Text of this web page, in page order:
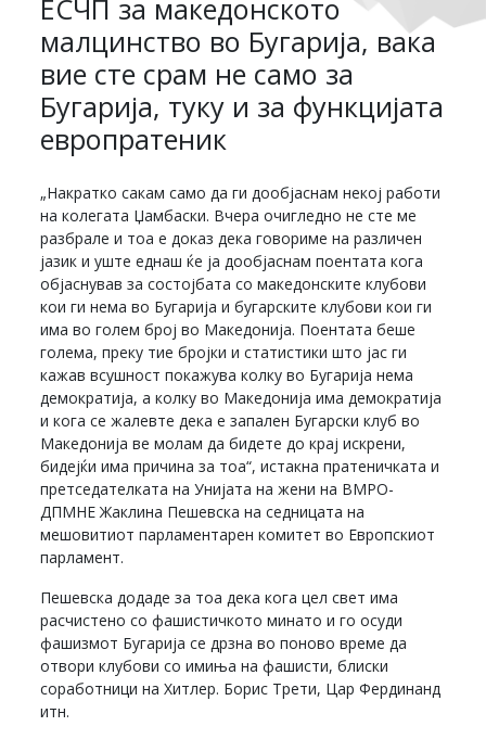
ЕСЧП за македонското
малцинство во Бугарија, вака
вие сте срам не само за
Бугарија, туку и за функцијата
европратеник
„Накратко сакам само да ги дообјаснам некој работи
на колегата Џамбаски. Вчера очигледно не сте ме
разбрале и тоа е доказ дека говориме на различен
јазик и уште еднаш ќе ја дообјаснам поентата кога
објаснував за состојбата со македонските клубови
кои ги нема во Бугарија и бугарските клубови кои ги
има во голем број во Македонија. Поентата беше
голема, преку тие бројки и статистики што јас ги
кажав всушност покажува колку во Бугарија нема
демократија, а колку во Македонија има демократија
и кога се жалевте дека е запален Бугарски клуб во
Македонија ве молам да бидете до крај искрени,
бидејќи има причина за тоа“, истакна пратеничката и
претседателката на Унијата на жени на ВМРО-
ДПМНЕ Жаклина Пешевска на седницата на
мешовитиот парламентарен комитет во Европскиот
парламент.
Пешевска додаде за тоа дека кога цел свет има
расчистено со фашистичкото минато и го осуди
фашизмот Бугарија се дрзна во поново време да
отвори клубови со имиња на фашисти, блиски
соработници на Хитлер. Борис Трети, Цар Фердинанд
итн.